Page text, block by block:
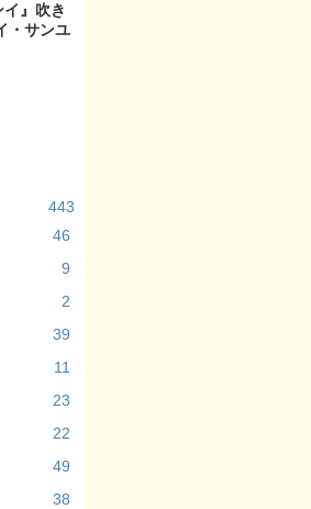
イ』吹き
・サンユ
443
46
9
2
39
11
23
22
49
38